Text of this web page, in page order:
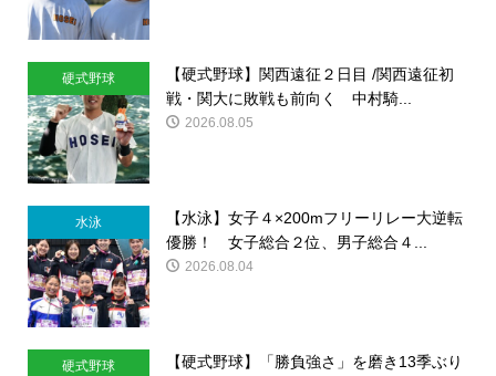
硬式野球
【硬式野球】関西遠征２日目 /関西遠征初
戦・関大に敗戦も前向く 中村騎...
2026.08.05
水泳
【水泳】女子４×200mフリーリレー大逆転
優勝！ 女子総合２位、男子総合４...
2026.08.04
硬式野球
【硬式野球】「勝負強さ」を磨き13季ぶり